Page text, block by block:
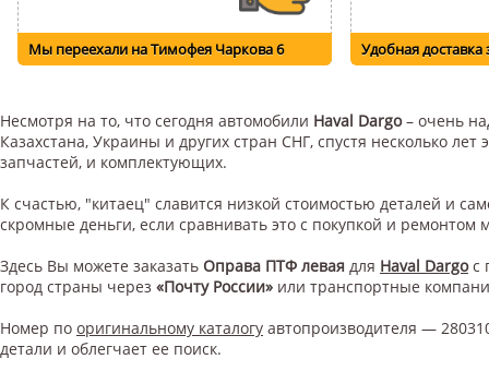
Мы переехали на Тимофея Чаркова 6 Удобная доставка
Несмотря на то, что сегодня автомобили Haval Dargo– очень
Казахстана, Украины и других стран СНГ, спустя несколько
запчастей, и комплектующих.
К счастью, "китаец" славится низкой стоимостью деталей и
скромные деньги, если сравнивать это с покупкой и
Здесь Вы можете заказать Оправа ПТФ левая для Haval Dargoс
город страны через «Почту России» или транспортные
Номер по оригинальному каталогу автопроизводителя —
детали и облегчает ее поиск.